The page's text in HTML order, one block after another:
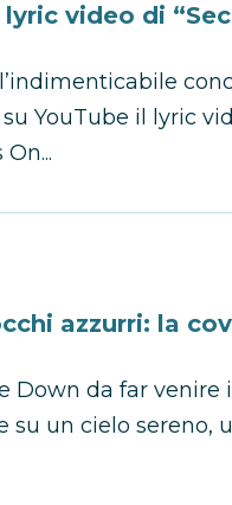
video di
YouTube il lyric
azzurri: la
Down da far venire
un cielo sereno,